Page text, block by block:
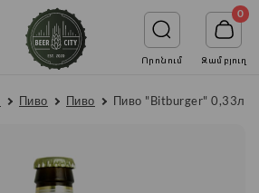
Որոնում
0
Զամբյուղ
Пиво Пиво Пиво "Bitburger" 0,33л